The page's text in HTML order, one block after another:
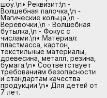
шоу.\n• Реквизит:\n -
Волшебная палочка,\n -
Магические кольца,\n -
Верёвочки,\n - Волшебная
бутылка,\n - Фокус с
числами.\n• Материал:
пластмасса, картон,
текстильные материалы,
древесина, металл, резина,
бумага.\n• Соответствует
требованиям безопасности
и стандартам качества
продукции.\n• Для детей от
7 лет.